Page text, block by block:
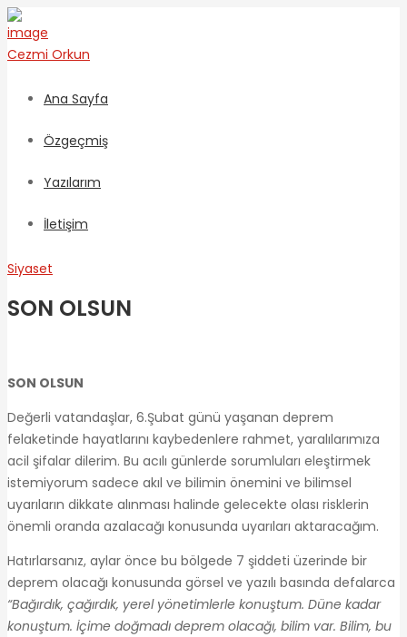
Cezmi Orkun
Ana Sayfa
Özgeçmiş
Yazılarım
İletişim
Siyaset
SON OLSUN
SON OLSUN
Değerli vatandaşlar, 6.Şubat günü yaşanan deprem
felaketinde hayatlarını kaybedenlere rahmet, yaralılarımıza
acil şifalar dilerim. Bu acılı günlerde sorumluları eleştirmek
istemiyorum sadece akıl ve bilimin önemini ve bilimsel
uyarıların dikkate alınması halinde gelecekte olası risklerin
önemli oranda azalacağı konusunda uyarıları aktaracağım.
Hatırlarsanız, aylar önce bu bölgede 7 şiddeti üzerinde bir
deprem olacağı konusunda görsel ve yazılı basında defalarca
“Bağırdık, çağırdık, yerel yönetimlerle konuştum. Düne kadar
konuştum. İçime doğmadı deprem olacağı, bilim var. Bilim, bu